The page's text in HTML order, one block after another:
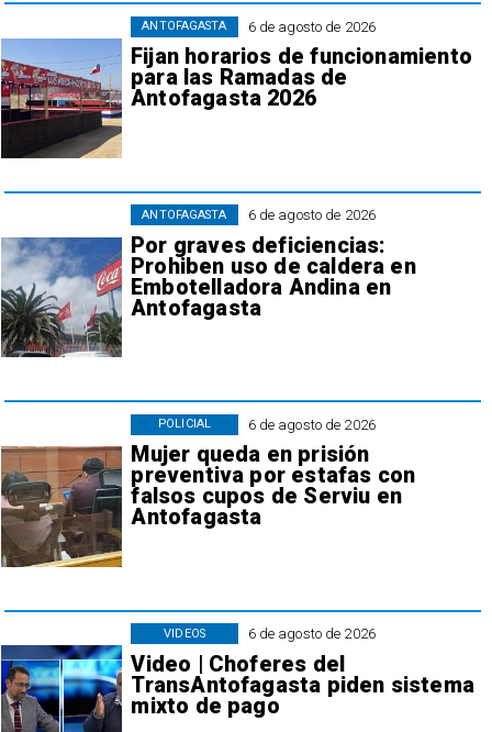
6 de agosto de 2026
Fijan horarios de funcionamiento
para las Ramadas de
Antofagasta 2026
ANTOFAGASTA
6 de agosto de 2026
Por graves deficiencias:
Prohiben uso de caldera en
Embotelladora Andina en
Antofagasta
ANTOFAGASTA
6 de agosto de 2026
Mujer queda en prisión
preventiva por estafas con
falsos cupos de Serviu en
Antofagasta
POLICIAL
6 de agosto de 2026
Video | Choferes del
TransAntofagasta piden sistema
mixto de pago
VIDEOS